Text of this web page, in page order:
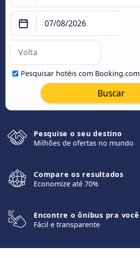
Pesquisar hotéis com Booking.com
Buscar
Pesquise o seu destino
Milhões de ofertas no mundo
Compare os resultados
Economize até 70%
Encontre o ônibus pra você
Fácil e transparente